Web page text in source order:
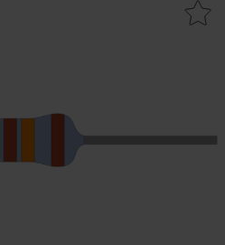
Makera metallfilmsmotstånd 0.25W